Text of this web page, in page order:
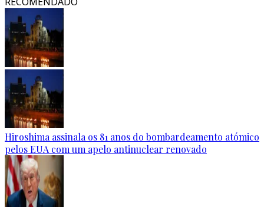
Hiroshima assinala os 81 anos do bombardeamento atómico
pelos EUA com um apelo antinuclear renovado